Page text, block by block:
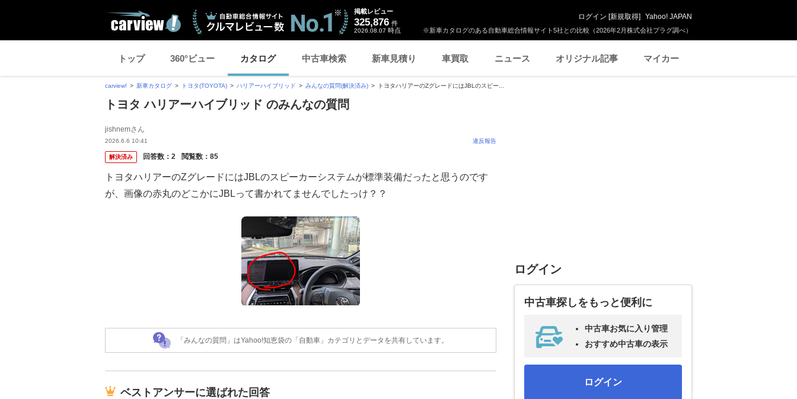
※新車カタログのある自動車総合情報サイト5社との比較（2026年2月株式会社プラグ調べ）
掲載レビュー
325,876 件
2026.08.07 時点
ログイン [新規取得] Yahoo! JAPAN
トップ 360°ビュー カタログ 中古車検索 新車見積り 車買取 ニュース オリジナル記事 マイカー
carview! 新車カタログ トヨタ(TOYOTA) ハリアーハイブリッド みんなの質問(解決済み) トヨタハリアーのZグレードにはJBLのスピー...
トヨタ ハリアーハイブリッド のみんなの質問
jishnemさん
2026.6.6 10:41 違反報告
解決済み 回答数： 2 閲覧数： 85
トヨタハリアーのZグレードにはJBLのスピーカーシステムが標準装備だったと思うのです
が、画像の赤丸のどこかにJBLって書かれてませんでしたっけ？？
「みんなの質問」はYahoo!知恵袋の「自動車」カテゴリとデータを共有しています。
ベストアンサーに選ばれた回答
ログイン
中古車探しをもっと便利に
中古車お気に入り管理
おすすめ中古車の表示
ログイン